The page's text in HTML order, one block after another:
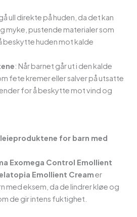
ull direkte på huden, da det kan
myke, pustende materialer som
beskytte huden mot kalde
: Når barnet går ut i den kalde
fete kremer eller salver på utsatte
for å beskytte mot vind og
for barn med
Exomega Control Emollient
Emollient Creamer
med eksem, da de lindrer kløe og
de gir intens fuktighet.